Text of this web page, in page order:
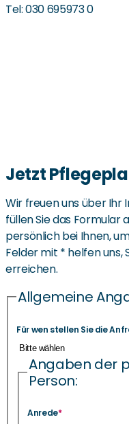
Tel: 030 695973 0
Jetzt
Wir freuen uns über Ihr
füllen Sie das Formular
persönlich bei Ihnen,
Felder mit * helfen uns,
erreichen.
Für wen stellen Sie die
Allgemeine
Angaben der
Person:
Anrede*